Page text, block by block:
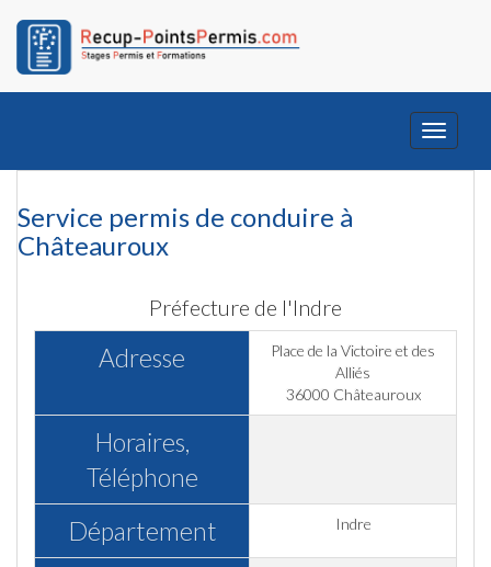
Toggle
Service permis de conduire à
Châteauroux
Préfecture de l'Indre
Adresse
Place de la Victoire et des
Alliés
36000 Châteauroux
Horaires,
Téléphone
Département
Indre